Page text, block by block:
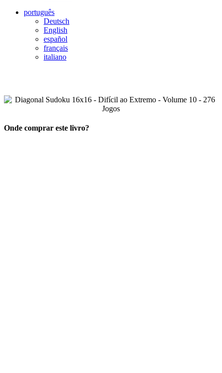
português
Deutsch
English
español
français
italiano
Onde comprar este livro?